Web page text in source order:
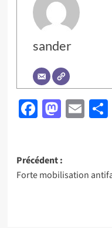
sander
Facebook
Navigation
d’article
Précédent :
Forte mobilisation